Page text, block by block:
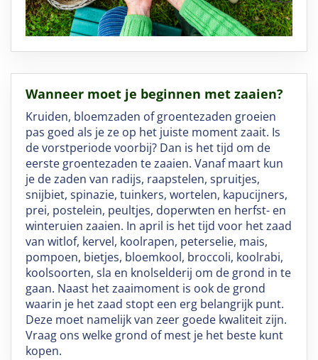
Wanneer moet je beginnen met zaaien?
Kruiden, bloemzaden of groentezaden groeien
pas goed als je ze op het juiste moment zaait. Is
de vorstperiode voorbij? Dan is het tijd om de
eerste groentezaden te zaaien. Vanaf maart kun
je de zaden van radijs, raapstelen, spruitjes,
snijbiet, spinazie, tuinkers, wortelen, kapucijners,
prei, postelein, peultjes, doperwten en herfst- en
winteruien zaaien. In april is het tijd voor het zaad
van witlof, kervel, koolrapen, peterselie, mais,
pompoen, bietjes, bloemkool, broccoli, koolrabi,
koolsoorten, sla en knolselderij om de grond in te
gaan. Naast het zaaimoment is ook de grond
waarin je het zaad stopt een erg belangrijk punt.
Deze moet namelijk van zeer goede kwaliteit zijn.
Vraag ons welke grond of mest je het beste kunt
kopen.